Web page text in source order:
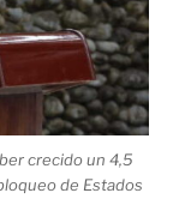
crecido un 4,5
de Estados